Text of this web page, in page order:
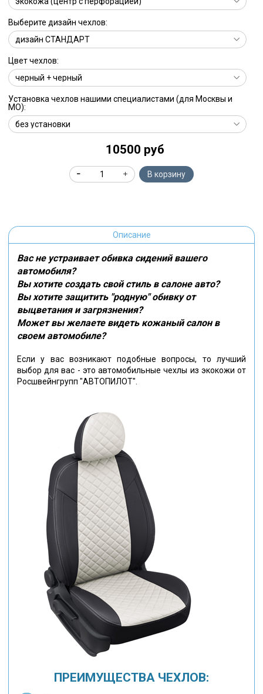
Выберите дизайн чехлов:
Цвет чехлов:
Установка чехлов нашими специалистами (для Москвы и
МО):
10500 руб
В корзину
Описание
Вас не устраивает обивка сидений вашего
автомобиля?
Вы хотите создать свой стиль в салоне авто?
Вы хотите защитить "родную" обивку от
выцветания и загрязнения?
Может вы желаете видеть кожаный салон в
своем автомобиле?
Если у вас возникают подобные вопросы, то лучший
выбор для вас - это автомобильные чехлы из экокожи от
Росшвейнгрупп "АВТОПИЛОТ".
ПРЕИМУЩЕСТВА ЧЕХЛОВ: